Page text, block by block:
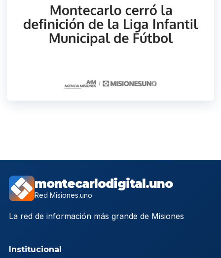
montecarlodigital.uno
Red Misiones.uno
La red de información más grande de Misiones
Institucional